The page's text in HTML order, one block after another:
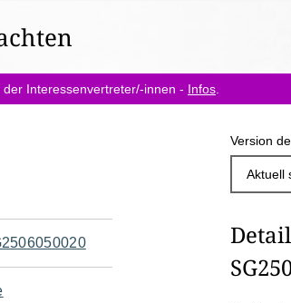
Interessenvertreter/-innen - Infos
Version